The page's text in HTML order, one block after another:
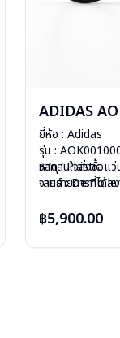
ADIDAS
ยี่ห้อ : Adidas
รุ่น :
วัสดุ : Plastic
เลนส์ : Demo
น้ำหนัก : 25 กรัม
การรับประกัน : 1
หากสนใจสั่งชื้อแ
จากรายการที่ได้ล
฿5,900.00